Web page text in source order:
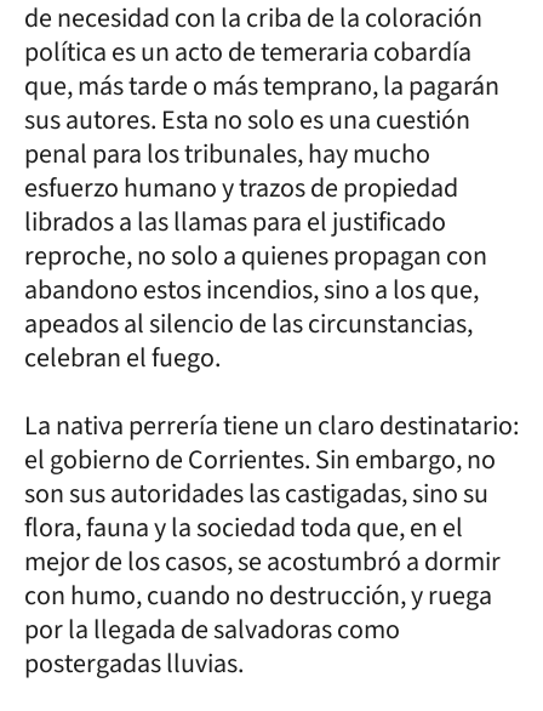
de necesidad con la criba de la coloración
política es un acto de temeraria cobardía
que, más tarde o más temprano, la pagarán
sus autores. Esta no solo es una cuestión
penal para los tribunales, hay mucho
esfuerzo humano y trazos de propiedad
librados a las llamas para el justificado
reproche, no solo a quienes propagan con
abandono estos incendios, sino a los que,
apeados al silencio de las circunstancias,
celebran el fuego.
La nativa perrería tiene un claro destinatario:
el gobierno de Corrientes. Sin embargo, no
son sus autoridades las castigadas, sino su
flora, fauna y la sociedad toda que, en el
mejor de los casos, se acostumbró a dormir
con humo, cuando no destrucción, y ruega
por la llegada de salvadoras como
postergadas lluvias.